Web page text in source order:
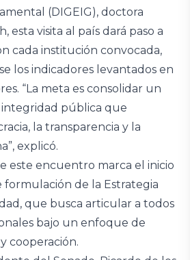
(DIGEIG), doctora
esta visita al país dará paso a
cada institución convocada,
los indicadores levantados en
“La meta es consolidar un
pública que
la transparencia y la
explicó.
este encuentro marca el inicio
formulación de la Estrategia
que busca articular a todos
bajo un enfoque de
cooperación.